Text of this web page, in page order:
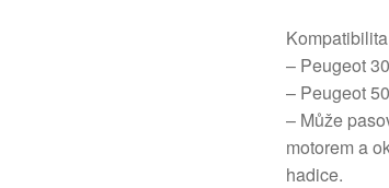
Kompatibilita
– Peugeot
– Peugeot
– Může
motorem a
hadice.